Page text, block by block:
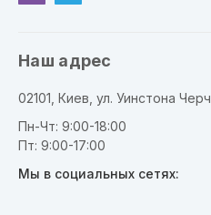
Наш адрес
02101, Киев, ул. Уинстона
Пн-Чт: 9:00-18:00
Пт: 9:00-17:00
Мы в социальных сетях: